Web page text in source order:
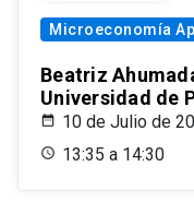
Microeconomía
Beatriz
Universidad de
10 de Julio de
13:35 a 14:30